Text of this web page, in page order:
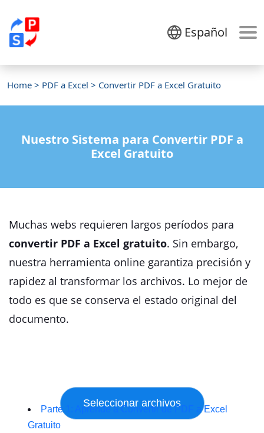
Español
Home > PDF a Excel > Convertir PDF a Excel Gratuito
Nuestro Sistema para Convertir PDF a
Excel Gratuito
Muchas webs requieren largos períodos para
convertir PDF a Excel gratuito. Sin embargo,
nuestra herramienta online garantiza precisión y
rapidez al transformar los archivos. Lo mejor de
todo es que se conserva el estado original del
documento.
Parte 1: Aprende a Convertir de PDF a Excel
Gratuito